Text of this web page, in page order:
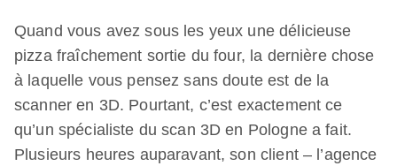
Quand vous avez sous les yeux une délicieuse
pizza fraîchement sortie du four, la dernière chose
à laquelle vous pensez sans doute est de la
scanner en 3D. Pourtant, c’est exactement ce
qu’un spécialiste du scan 3D en Pologne a fait.
Plusieurs heures auparavant, son client – l’agence